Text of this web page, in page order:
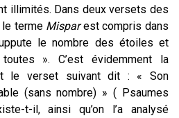
illimités. Dans deux versets des
terme Misparest compris dans
le nombre des étoiles et
». C’est évidemment la
le verset suivant dit : « Son
(sans nombre) » ( Psaumes
t-il, ainsi qu’on l’a analysé